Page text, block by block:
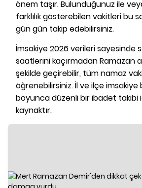
önem taşır. Bulunduğunuz ile
farklılık gösterebilen vakitleri bu
gün gün takip edebilirsiniz.
İmsakiye 2026 verileri sayesinde
saatlerini kaçırmadan Ramazan
şekilde geçirebilir, tüm namaz
öğrenebilirsiniz. İl ve ilçe imsakiye
boyunca düzenli bir ibadet takibi
kaynaktır.